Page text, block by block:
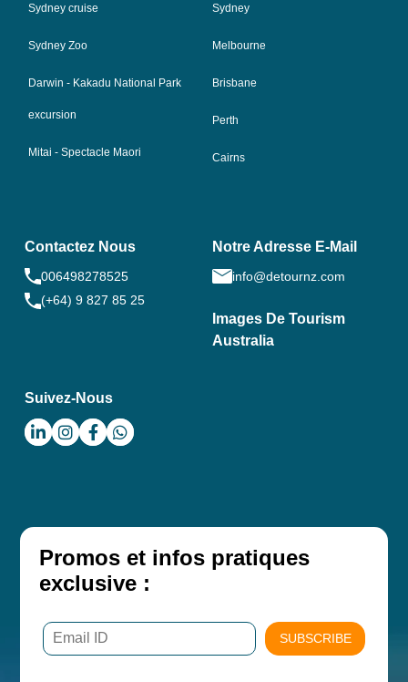
Sydney cruise
Sydney Zoo
Darwin - Kakadu National Park
excursion
Mitai - Spectacle Maori
Sydney
Melbourne
Brisbane
Perth
Cairns
Contactez Nous
006498278525
(+64) 9 827 85 25
Notre Adresse E-Mail
info@detournz.com
Images De Tourism
Australia
Suivez-Nous
Promos et infos pratiques
exclusive :
SUBSCRIBE